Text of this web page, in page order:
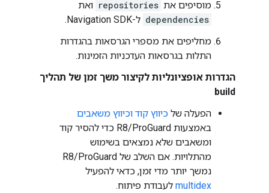
מוסיפים את repositories ואת
dependencies ל-Navigation SDK.
מחליפים את מספרי הגרסאות בהגדרות
התלות בגרסאות העדכניות הזמינות.
הגדרות אופציונליות לקיצור משך זמן של תהליך
build
הפעלה של כיווץ קוד וכיווץ משאבים
באמצעות R8/ProGuard כדי להסיר קוד
ומשאבים שלא נמצאים בשימוש
מהתלויות. אם השלב של R8/ProGuard
נמשך יותר מדי זמן, כדאי להפעיל
multidex לעבודת פיתוח.